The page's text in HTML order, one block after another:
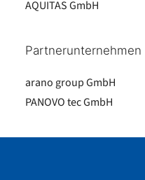
AQUITAS GmbH
Partnerunternehmen
arano group GmbH
PANOVO tec GmbH